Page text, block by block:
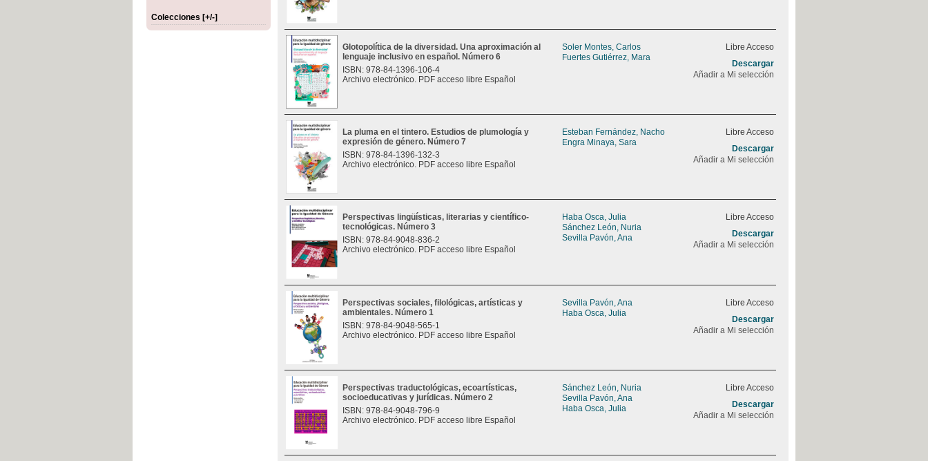
Colecciones [+/-]
Glotopolítica de la diversidad. Una aproximación al
lenguaje inclusivo en español. Número 6
ISBN: 978-84-1396-106-4
Archivo electrónico. PDF acceso libre Español
Soler Montes, Carlos
Fuertes Gutiérrez, Mara
Libre Acceso
Descargar
Añadir a Mi selección
La pluma en el tintero. Estudios de plumología y
expresión de género. Número 7
ISBN: 978-84-1396-132-3
Archivo electrónico. PDF acceso libre Español
Esteban Fernández, Nacho
Engra Minaya, Sara
Libre Acceso
Descargar
Añadir a Mi selección
Perspectivas lingüísticas, literarias y científico-
tecnológicas. Número 3
ISBN: 978-84-9048-836-2
Archivo electrónico. PDF acceso libre Español
Haba Osca, Julia
Sánchez León, Nuria
Sevilla Pavón, Ana
Libre Acceso
Descargar
Añadir a Mi selección
Perspectivas sociales, filológicas, artísticas y
ambientales. Número 1
ISBN: 978-84-9048-565-1
Archivo electrónico. PDF acceso libre Español
Sevilla Pavón, Ana
Haba Osca, Julia
Libre Acceso
Descargar
Añadir a Mi selección
Perspectivas traductológicas, ecoartísticas,
socioeducativas y jurídicas. Número 2
ISBN: 978-84-9048-796-9
Archivo electrónico. PDF acceso libre Español
Sánchez León, Nuria
Sevilla Pavón, Ana
Haba Osca, Julia
Libre Acceso
Descargar
Añadir a Mi selección